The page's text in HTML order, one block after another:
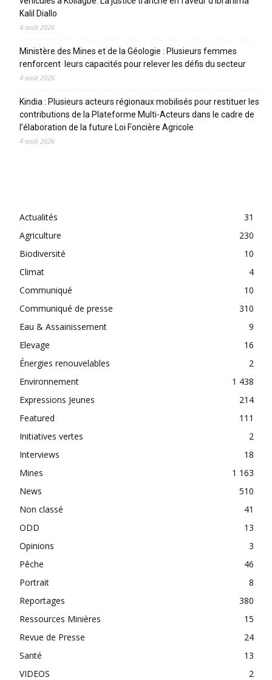
Kalil Diallo
4 août 2026
Ministère des Mines et de la Géologie : Plusieurs femmes
renforcent leurs capacités pour relever les défis du secteur
4 août 2026
Kindia : Plusieurs acteurs régionaux mobilisés pour restituer les
contributions de la Plateforme Multi-Acteurs dans le cadre de
l’élaboration de la future Loi Foncière Agricole
4 août 2026
Actualités
31
Agriculture
230
Biodiversité
10
Climat
4
Communiqué
10
Communiqué de presse
310
Eau & Assainissement
9
Elevage
16
Énergies renouvelables
2
Environnement
1 438
Expressions Jeunes
214
Featured
111
Initiatives vertes
2
Interviews
18
Mines
1 163
News
510
Non classé
41
ODD
13
Opinions
3
Pêche
46
Portrait
8
Reportages
380
Ressources Minières
15
Revue de Presse
24
Santé
13
VIDEOS
2